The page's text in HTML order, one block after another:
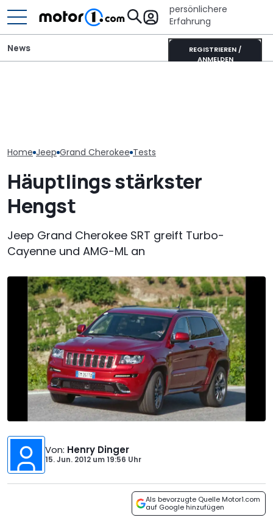
persönlichere
Erfahrung
REGISTRIEREN /
ANMELDEN
News
Home Jeep Grand Cherokee Tests
Häuptlings stärkster
Hengst
Jeep Grand Cherokee SRT greift Turbo-
Cayenne und AMG-ML an
Von: Henry Dinger
15. Jun. 2012 um19:56 Uhr
Als bevorzugte Quelle Motor1.com
auf Google hinzufügen